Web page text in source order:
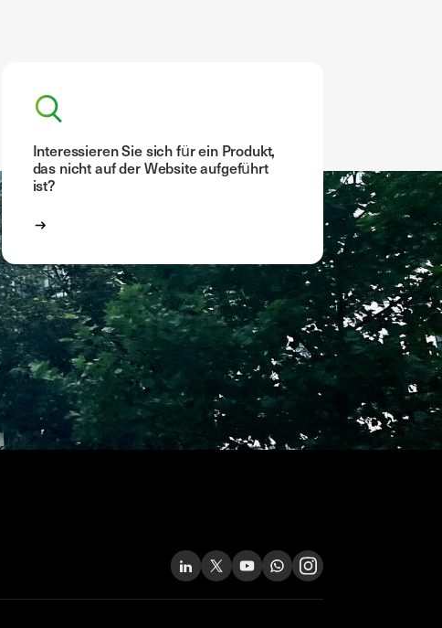
Interessieren Sie sich für ein Produkt,
das nicht auf der Website aufgeführt
ist?